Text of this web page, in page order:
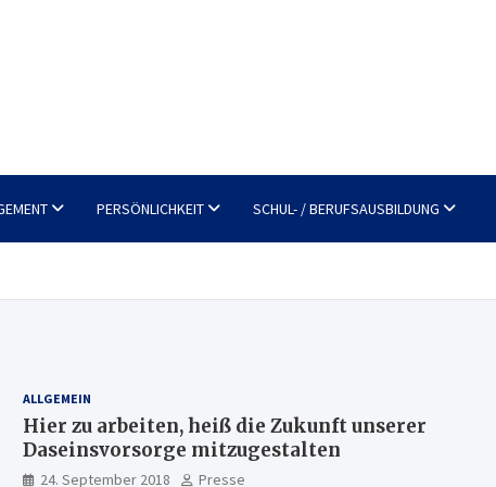
PERSÖNLICHKEIT SCHUL- / BERUFSAUSBILDUNG
ALLGEMEIN
Hier zu arbeiten, heiß die Zukunft unserer
Daseinsvorsorge mitzugestalten
24. September 2018
Presse